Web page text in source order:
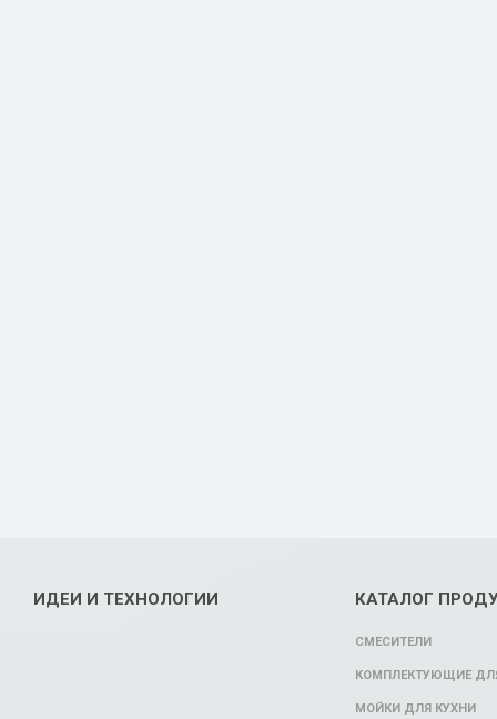
ИДЕИ И ТЕХНОЛОГИИ КАТАЛОГ
СМЕСИТЕЛИ
КОМПЛЕКТУЮЩИЕ
МОЙКИ ДЛЯ КУХНИ